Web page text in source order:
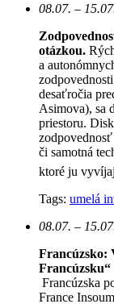
08.07. –
otázkou.
a
desaťročia
Asimova), sa
priestoru.
či samotná
ktoré ju
Tags: umelá
08.07. –
Francúzsko:
Francúzsku“
Francúzska
France